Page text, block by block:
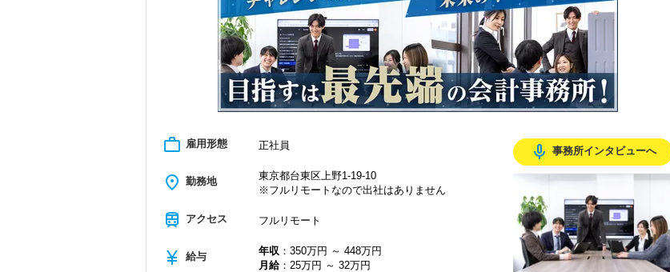
work_outline 雇用形態 正社員
place 勤務地
東京都台東区上野1-19-10
※フルリモートなので出社はありません
train アクセス フルリモート
currency_yen 給与 年収 ：350万円 ～ 448万円
月給：25万円 ～ 32万円
mic_none 事務所インタビューへ